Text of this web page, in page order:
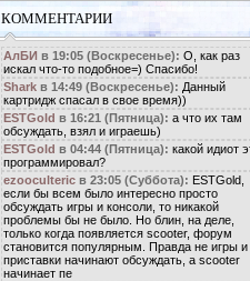
КОММЕНТАРИИ
АлБИ в 19:05 (Воскресенье): О, как раз
искал что-то подобное=) Спасибо!
Shark в 14:49 (Воскресенье): Данный
картридж спасал в свое время))
ESTGold в 16:21 (Пятница): а что их там
обсуждать, взял и играешь)
ESTGold в 04:44 (Пятница): какой идиот
программировал?
ezooculteric в 23:05 (Суббота): ESTGold,
если бы всем было интересно просто
обсуждать игры и консоли, то никакой
проблемы бы не было. Но блин, на деле,
только когда появляется scooter, форум
становится популярным. Правда не игры и
приставки начинают обсуждать, а scooter
начинает пе